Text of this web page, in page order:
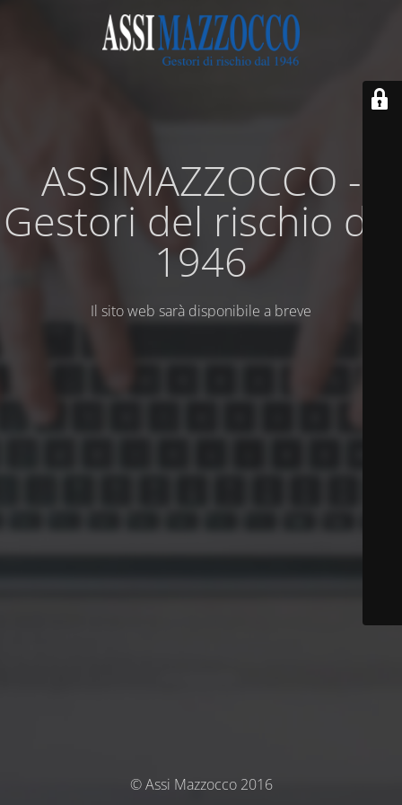
ASSIMAZZOCCO -
Gestori del rischio dal
1946
Il sito web sarà disponibile a breve
© Assi Mazzocco 2016